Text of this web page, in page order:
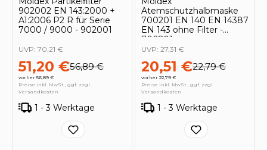
902002 EN 143:2000 +
A1:2006 P2 R für Serie
7000 / 9000 - 902001
51,20 €56,89 €
vorher 56,89 €
UVP: 70,21 €
Preise inkl. MwSt., ggf. zzgl.
Versandkosten
1 - 3 Werktage
Atemschutzhalbmaske
700201 EN 140 EN 14387
EN 143 ohne Filter -
700201
20,51 €22,79 €
vorher 22,79 €
UVP: 27,31 €
Preise inkl. MwSt., ggf. zzgl.
Versandkosten
1 - 3 Werktage